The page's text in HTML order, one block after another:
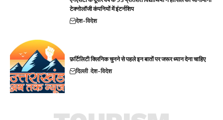
टेक्नोलॉजी कंपनियों में इंटर्नशिप
देश-विदेश
फ़र्टिलिटी क्लिनिक चुनने से पहले इन बातों पर जरूर ध्यान देना चाहिए
दिल्ली देश-विदेश